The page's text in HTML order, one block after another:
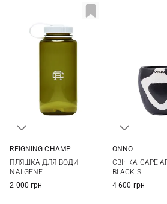
REIGNING CHAMP
ПЛЯШКА ДЛЯ ВОДИ
NALGENE
2 000 грн
ONNO
СВІЧКА CAPE
BLACK S
4 600 грн